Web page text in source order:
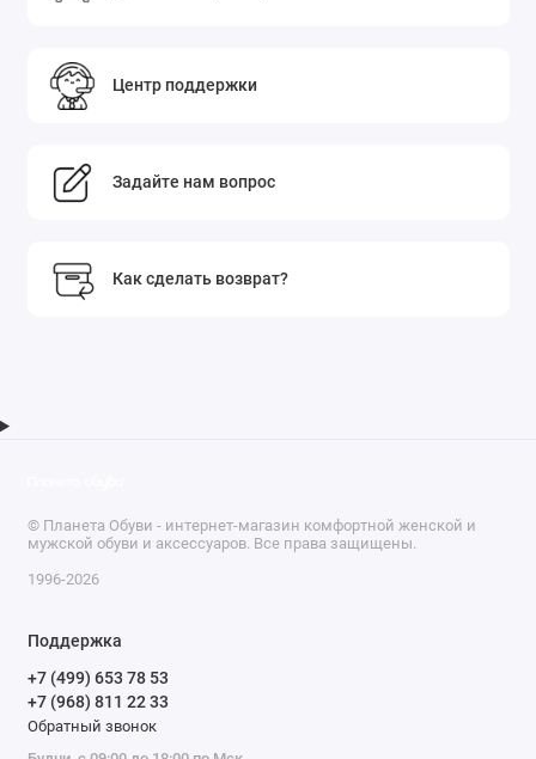
Центр поддержки
Задайте нам вопрос
Как сделать возврат?
© Планета Обуви - интернет-магазин комфортной женской и
мужской обуви и аксессуаров. Все права защищены.
1996-2026
Поддержка
+7 (499) 653 78 53
+7 (968) 811 22 33
Обратный звонок